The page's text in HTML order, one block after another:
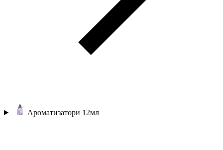
Ароматизатори 12мл